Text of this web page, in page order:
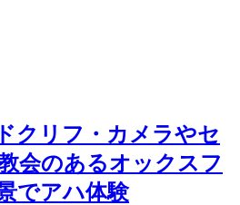
クリフ・カメラやセ
会のあるオックスフ
でアハ体験